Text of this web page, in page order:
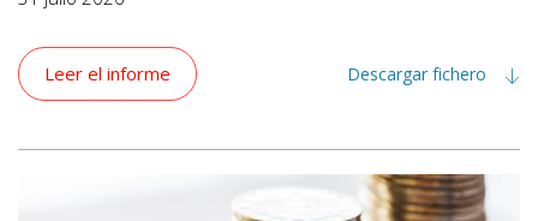
Leer el informe Descargar fichero